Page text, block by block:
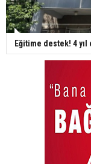
Eğitime destek! 4